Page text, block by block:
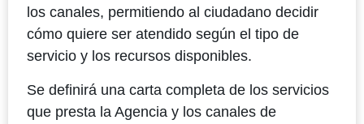
los canales, permitiendo al ciudadano decidir
cómo quiere ser atendido según el tipo de
servicio y los recursos disponibles.
Se definirá una carta completa de los servicios
que presta la Agencia y los canales de